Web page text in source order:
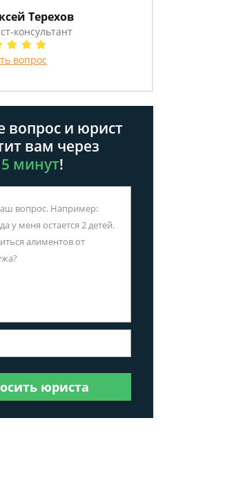
Терехов
консультант
вопрос
вопрос и юрист
вам через
5 минут!
юриста